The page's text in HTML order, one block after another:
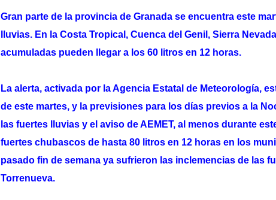
Gran parte de la provincia de Granada se encuentra este
lluvias. En la Costa Tropical, Cuenca del Genil, Sierra
acumuladas pueden llegar a los 60 litros en 12 horas.
La alerta, activada por la Agencia Estatal de Meteorología,
de este martes, y la previsiones para los días previos a la
las fuertes lluvias y el aviso de AEMET, al menos durante
fuertes chubascos de hasta 80 litros en 12 horas en los
pasado fin de semana ya sufrieron las inclemencias de las
Torrenueva.